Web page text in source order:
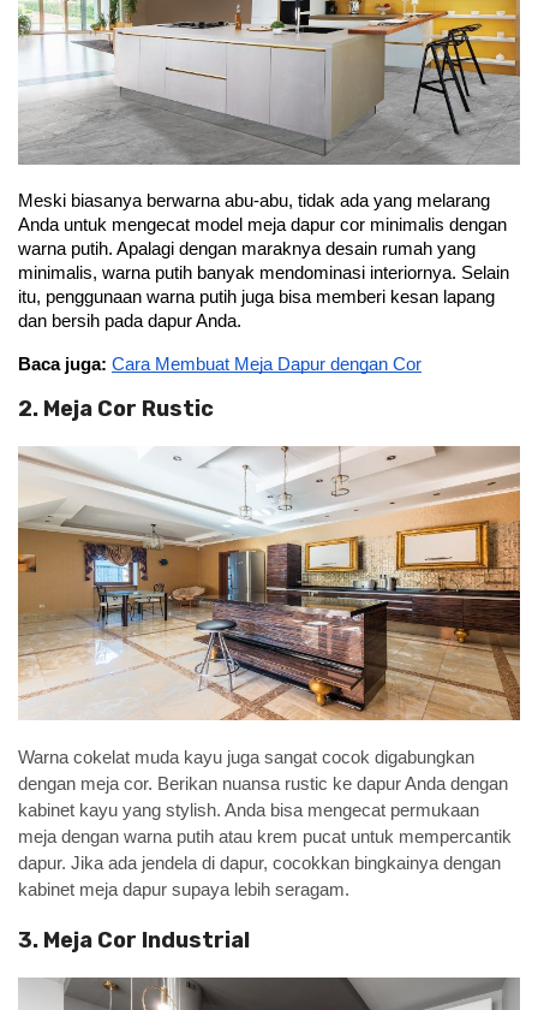
Meski biasanya berwarna abu-abu, tidak ada yang melarang
Anda untuk mengecat model meja dapur cor minimalis dengan
warna putih. Apalagi dengan maraknya desain rumah yang
minimalis, warna putih banyak mendominasi interiornya. Selain
itu, penggunaan warna putih juga bisa memberi kesan lapang
dan bersih pada dapur Anda.
Baca juga: Cara Membuat Meja Dapur dengan Cor
2. Meja Cor Rustic
Warna cokelat muda kayu juga sangat cocok digabungkan
dengan meja cor. Berikan nuansa rustic ke dapur Anda dengan
kabinet kayu yang stylish. Anda bisa mengecat permukaan
meja dengan warna putih atau krem pucat untuk mempercantik
dapur. Jika ada jendela di dapur, cocokkan bingkainya dengan
kabinet meja dapur supaya lebih seragam.
3. Meja Cor Industrial